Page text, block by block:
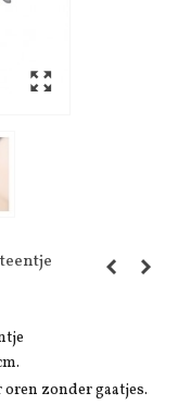
zonder gaatjes.